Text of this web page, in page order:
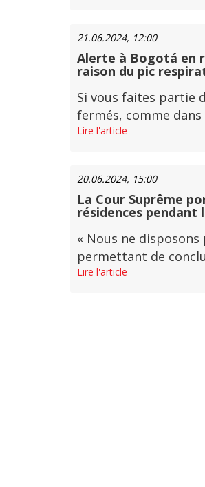
21.06.2024, 12:00
Alerte à Bogotá en
raison du pic
Si vous faites partie
fermés, comme
Lire l'article
20.06.2024, 15:00
La Cour Suprême
résidences pendant
« Nous ne
permettant de
Lire l'article